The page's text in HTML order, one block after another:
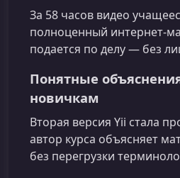
За 58 часов видео
полноценный интернет-
подается по делу — без
Понятные
новичкам
Вторая версия Yii стала
автор курса объясняет
без перегрузки